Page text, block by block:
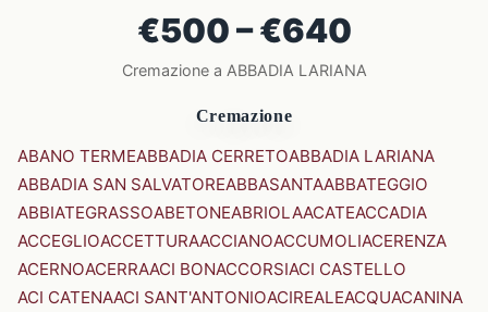
€500 – €640
Cremazione a ABBADIA LARIANA
Cremazione
ABANO TERMEABBADIA CERRETOABBADIA LARIANA
ABBADIA SAN SALVATOREABBASANTAABBATEGGIO
ABBIATEGRASSOABETONEABRIOLAACATEACCADIA
ACCEGLIOACCETTURAACCIANOACCUMOLIACERENZA
ACERNOACERRAACI BONACCORSIACI CASTELLO
ACI CATENAACI SANT'ANTONIOACIREALEACQUACANINA